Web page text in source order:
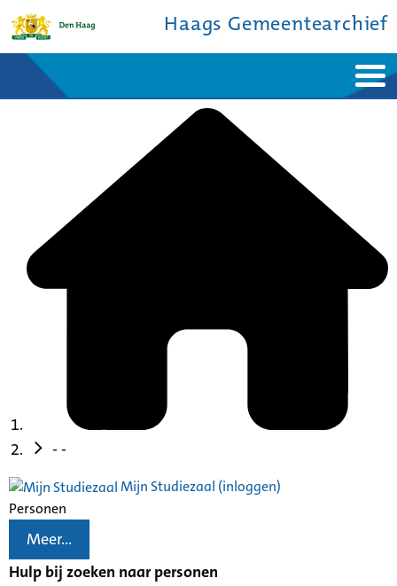
Haags Gemeentearchief
Bronnen en collecties
- -
Mijn Studiezaal (inloggen)
Personen
Meer...
Hulp bij zoeken naar personen